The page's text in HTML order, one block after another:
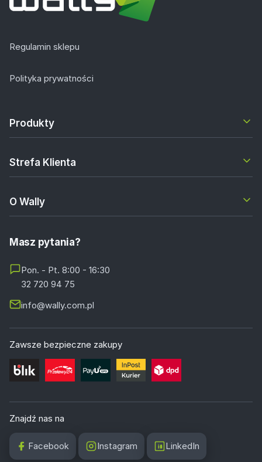
Regulamin sklepu
Polityka prywatności
Produkty
Strefa Klienta
O Wally
Masz pytania?
Pon. - Pt. 8:00 - 16:30
32 720 94 75
info@wally.com.pl
Zawsze bezpieczne zakupy
Znajdź nas na
Facebook Instagram LinkedIn